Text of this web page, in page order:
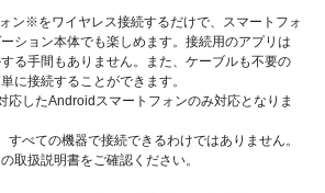
ン※をワイヤレス接続するだけで、スマートフォ
ション本体でも楽しめます。接続用のアプリは
る手間もありません。また、ケーブルも不要の
に接続することができます。
したAndroidスマートフォンのみ対応となりま
べての機器で接続できるわけではありません。
取扱説明書をご確認ください。